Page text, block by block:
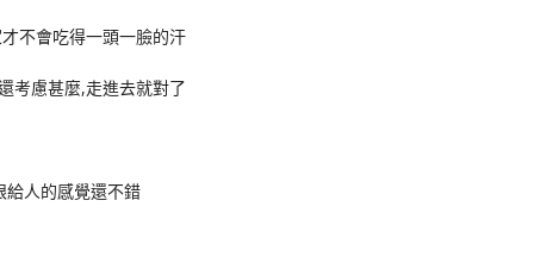
不會吃得一頭一臉的汗
考慮甚麼,走進去就對了
給人的感覺還不錯